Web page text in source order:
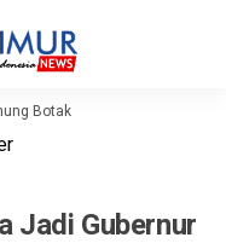
Botak
Jadi Gubernur